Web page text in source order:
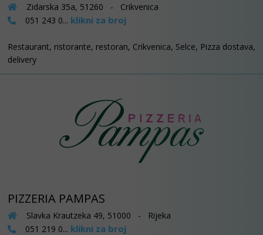
Zidarska 35a, 51260 - Crikvenica
051 243 0... klikni za broj
Restaurant, ristorante, restoran, Crikvenica, Selce, Pizza dostava,
delivery
PIZZERIA PAMPAS
Slavka Krautzeka 49, 51000 - Rijeka
051 219 0... klikni za broj